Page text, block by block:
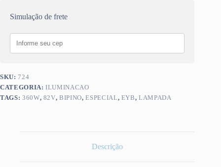
Simulação de frete
SKU: 724
CATEGORIA:ILUMINACAO
TAGS: 360W, 82V,BIPINO,ESPECIAL, EYB,LAMPADA
Descrição